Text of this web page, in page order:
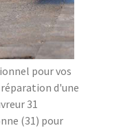
pour vos
d'une
31
(31) pour